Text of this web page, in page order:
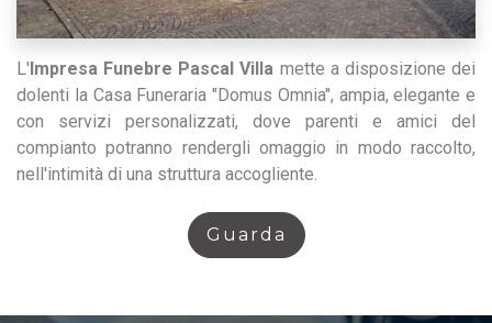
L'Impresa Funebre Pascal Villa mette a disposizione dei
dolenti la Casa Funeraria "Domus Omnia", ampia, elegante e
con servizi personalizzati, dove parenti e amici del
compianto potranno rendergli omaggio in modo raccolto,
nell'intimità di una struttura accogliente.
Guarda